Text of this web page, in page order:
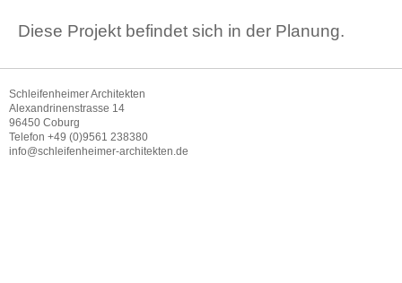
Diese Projekt befindet sich in der Planung.
Schleifenheimer Architekten
Alexandrinenstrasse 14
96450 Coburg
Telefon +49 (0)9561 238380
info@schleifenheimer-architekten.de